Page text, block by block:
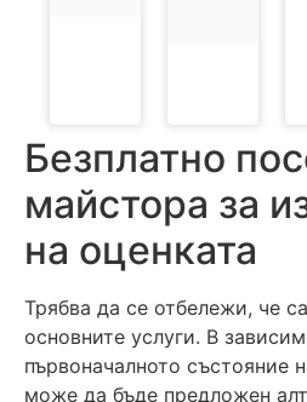
Безплатно
майстора за
на оценката
Трябва да се отбележи, че
основните услуги. В
първоначалното състояние
може да бъде предложен